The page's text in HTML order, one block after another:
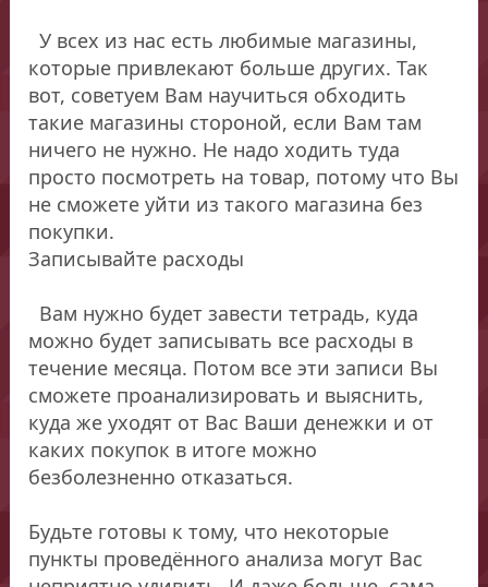
У всех из нас есть любимые магазины,
которые привлекают больше других. Так
вот, советуем Вам научиться обходить
такие магазины стороной, если Вам там
ничего не нужно. Не надо ходить туда
просто посмотреть на товар, потому что Вы
не сможете уйти из такого магазина без
покупки.
Записывайте расходы
Вам нужно будет завести тетрадь, куда
можно будет записывать все расходы в
течение месяца. Потом все эти записи Вы
сможете проанализировать и выяснить,
куда же уходят от Вас Ваши денежки и от
каких покупок в итоге можно
безболезненно отказаться.
Будьте готовы к тому, что некоторые
пункты проведённого анализа могут Вас